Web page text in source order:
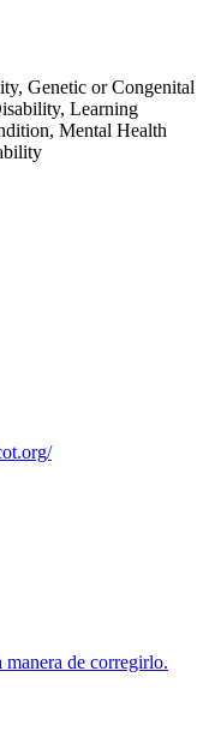
Genetic or Congenital
Learning
Mental Health
manera de corregirlo.